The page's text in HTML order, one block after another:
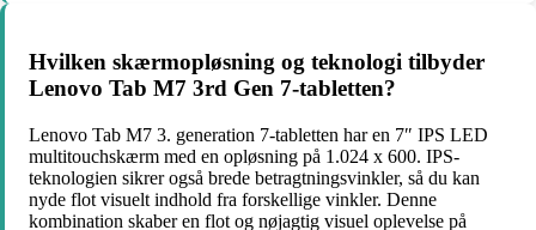
Hvilken skærmopløsning og teknologi tilbyder
Lenovo Tab M7 3rd Gen 7-tabletten?
Lenovo Tab M7 3. generation 7-tabletten har en 7″ IPS LED
multitouchskærm med en opløsning på 1.024 x 600. IPS-
teknologien sikrer også brede betragtningsvinkler, så du kan
nyde flot visuelt indhold fra forskellige vinkler. Denne
kombination skaber en flot og nøjagtig visuel oplevelse på